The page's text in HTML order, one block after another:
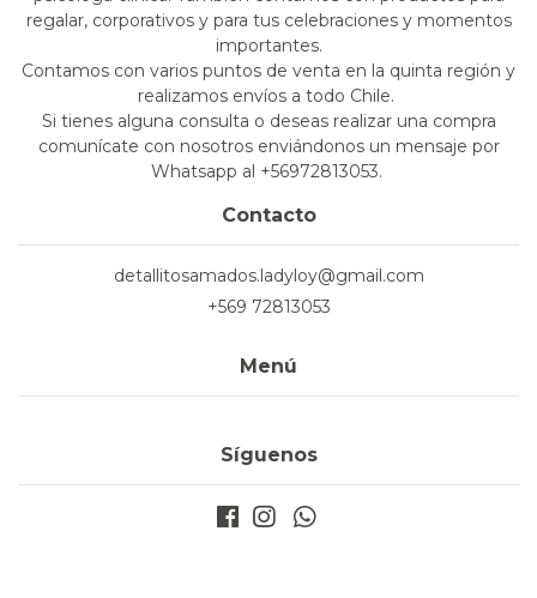
regalar, corporativos y para tus celebraciones y momentos
importantes.
Contamos con varios puntos de venta en la quinta región y
realizamos envíos a todo Chile.
Si tienes alguna consulta o deseas realizar una compra
comunícate con nosotros enviándonos un mensaje por
Whatsapp al +56972813053.
Contacto
detallitosamados.ladyloy@gmail.com
+569 72813053
Menú
Síguenos